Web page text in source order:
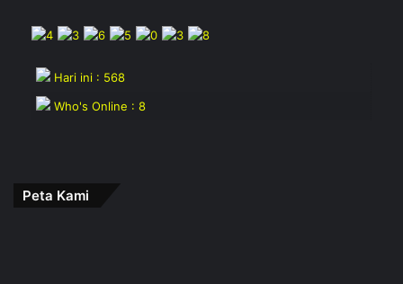
Hari ini : 568
Who's Online : 8
Peta Kami